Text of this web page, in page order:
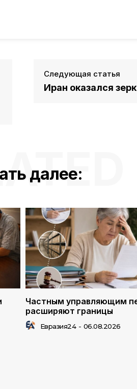
Следующая статья
Иран оказался
далее:
Частным управляющим
расширяют границы
Евразия24 - 06.08.2026